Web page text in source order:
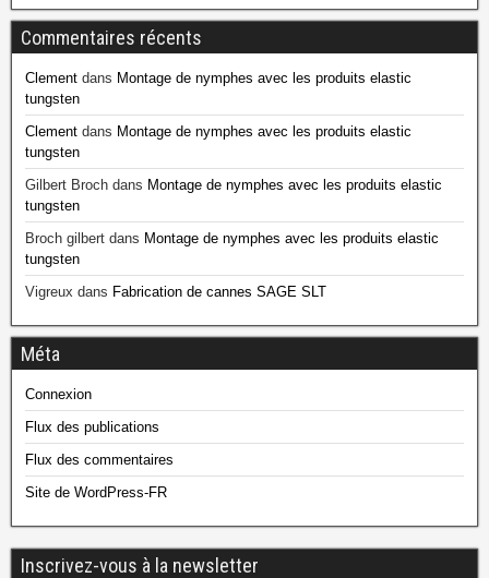
Commentaires récents
Clement dans Montage de nymphes avec les produits elastic
tungsten
Clement dans Montage de nymphes avec les produits elastic
tungsten
Gilbert Broch dans Montage de nymphes avec les produits elastic
tungsten
Broch gilbert dans Montage de nymphes avec les produits elastic
tungsten
Vigreux dans Fabrication de cannes SAGE SLT
Méta
Connexion
Flux des publications
Flux des commentaires
Site de WordPress-FR
Inscrivez-vous à la newsletter